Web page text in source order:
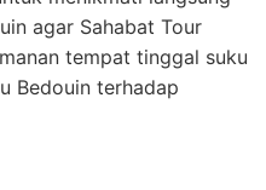
agar Sahabat Tour
tempat tinggal suku
Bedouin terhadap